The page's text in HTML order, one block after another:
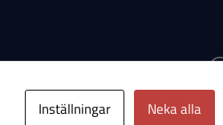
Inställningar Neka alla